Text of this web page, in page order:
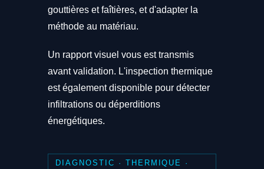
gouttières et faîtières, et d'adapter la
méthode au matériau.
Un rapport visuel vous est transmis
avant validation. L'inspection thermique
est également disponible pour détecter
infiltrations ou déperditions
énergétiques.
DIAGNOSTIC · THERMIQUE ·